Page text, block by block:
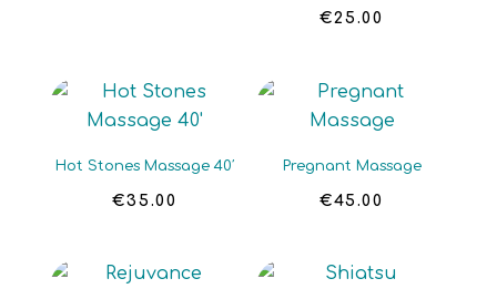
€25.00
Hot Stones Massage 40′
€35.00
Pregnant Massage
€45.00